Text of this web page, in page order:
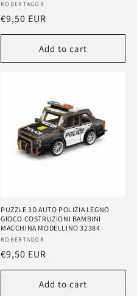
Vendor:
ROBERTAGOR
Regular
price
€9,50 EUR
Add to cart
PUZZLE 3D AUTO POLIZIA LEGNO
GIOCO COSTRUZIONI BAMBINI
MACCHINA MODELLINO 32384
Vendor:
ROBERTAGOR
Regular
price
€9,50 EUR
Add to cart